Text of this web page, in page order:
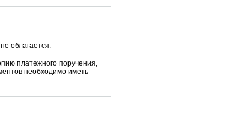
Обязательная
решения. Фиксация
Другие важные
облагается.
платежного поручения,
необходимо иметь